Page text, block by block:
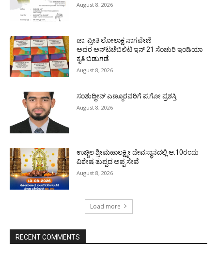
August 8, 2026
ಡಾ. ಪ್ರೀತಿ ಲೋಲಾಕ್ಷ ನಾಗವೇಣಿ
ಅವರ ಅನ್‌ಟಚೆಬಿಲಿಟಿ ಇನ್ 21 ಸೆಂಚುರಿ ಇಂಡಿಯಾ
ಕೃತಿ ಬಿಡುಗಡೆ
August 8, 2026
ಸಂಶುದ್ಧೀನ್ ಎಣ್ಮೂರವರಿಗೆ ಪ.ಗೋ ಪ್ರಶಸ್ತಿ
August 8, 2026
ಉಚ್ಚಿಲ ಶ್ರೀಮಹಾಲಕ್ಷ್ಮೀ ದೇವಸ್ಥಾನದಲ್ಲಿ ಆ.10ರಂದು
ವಿಶೇಷ ತುಪ್ಪದ ಅಪ್ಪ ಸೇವೆ
August 8, 2026
Load more
RECENT COMMENTS